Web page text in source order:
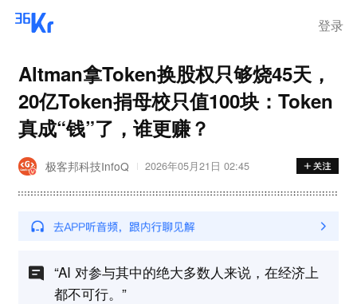
登录
Altman拿Token换股权只够烧45天，
20亿Token捐母校只值100块：Token
真成“钱”了，谁更赚？
极客邦科技InfoQ 2026年05月21日 02:45
“AI 对参与其中的绝大多数人来说，在经济上
都不可行。”